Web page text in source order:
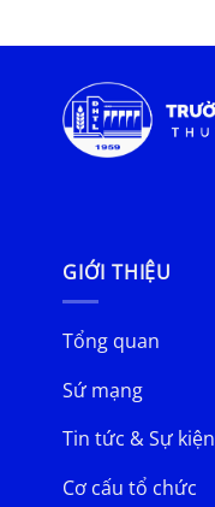
GIỚI THIỆU
Tổng quan
Sứ mạng
Tin tức & Sự kiện
Cơ cấu tổ chức